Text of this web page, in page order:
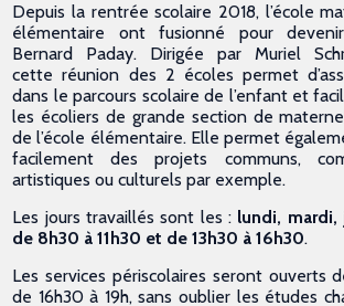
Depuis la rentrée scolaire 2018, l’école
élémentaire ont fusionné pour
Bernard Paday. Dirigée par Muriel
cette réunion des 2 écoles permet
dans le parcours scolaire de l’enfant et
les écoliers de grande section de
de l’école élémentaire. Elle permet
facilement des projets communs,
artistiques ou culturels par exemple.
Les jours travaillés sont les : lundi,
de 8h30 à 11h30 et de 13h30 à 16h30.
Les services périscolaires seront ouverts
de 16h30 à 19h, sans oublier les études